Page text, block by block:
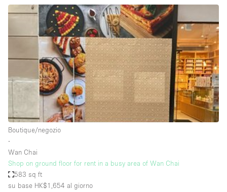
Spazio creativo
Spazio hall
Spazio per Eventi
Spazio pubblicitario
Spazio unico
Stand / Bancarella
Stand / Chiosco / Stand
Studio fotografico / riprese
Uffici
Villa / Casa
Boutique/negozio
∙
Wan Chai
Shop on ground floor for rent in a busy area of Wan Chai
583 sq ft
su base HK$1,654 al giorno